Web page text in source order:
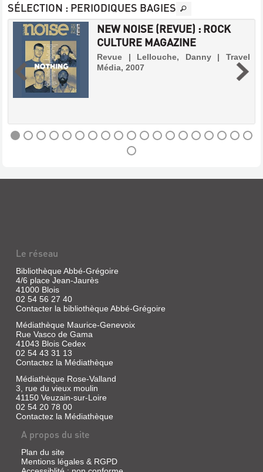
SÉLECTION : PERIODIQUES BAGIES
NEW NOISE (REVUE) : ROCK
CULTURE MAGAZINE
Revue | Lellouche, Danny | Travel
Média, 2007
Revue
Lellouche,
Danny
|
Travel
2007
(REVUE)
Presse
|
Ed.
P.O.L.
1991
Le réseau
Bibliothèque Abbé-Grégoire
4/6 place Jean-Jaurès
41000 Blois
02 54 56 27 40
Contacter la bibliothèque Abbé-Grégoire
Médiathèque Maurice-Genevoix
Rue Vasco de Gama
41043 Blois Cedex
02 54 43 31 13
Contactez la Médiathèque
Médiathèque Rose-Valland
3, rue du vieux moulin
41150 Veuzain-sur-Loire
02 54 20 78 00
Contactez la Médiathèque
A propos du site
Plan du site
Mentions légales & RGPD